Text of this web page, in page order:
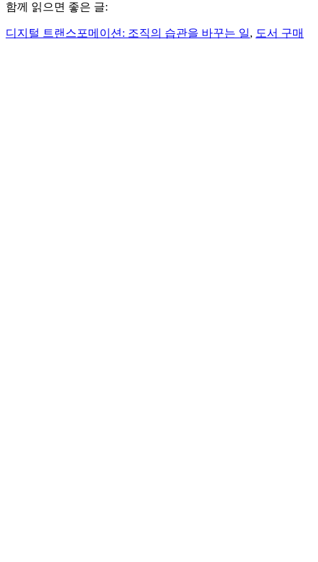
함께 읽으면 좋은 글:
디지털 트랜스포메이션: 조직의 습관을 바꾸는 일, 도서 구매